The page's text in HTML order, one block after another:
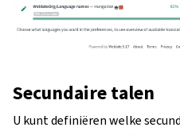
Secundaire talen
U kunt definiëren welke